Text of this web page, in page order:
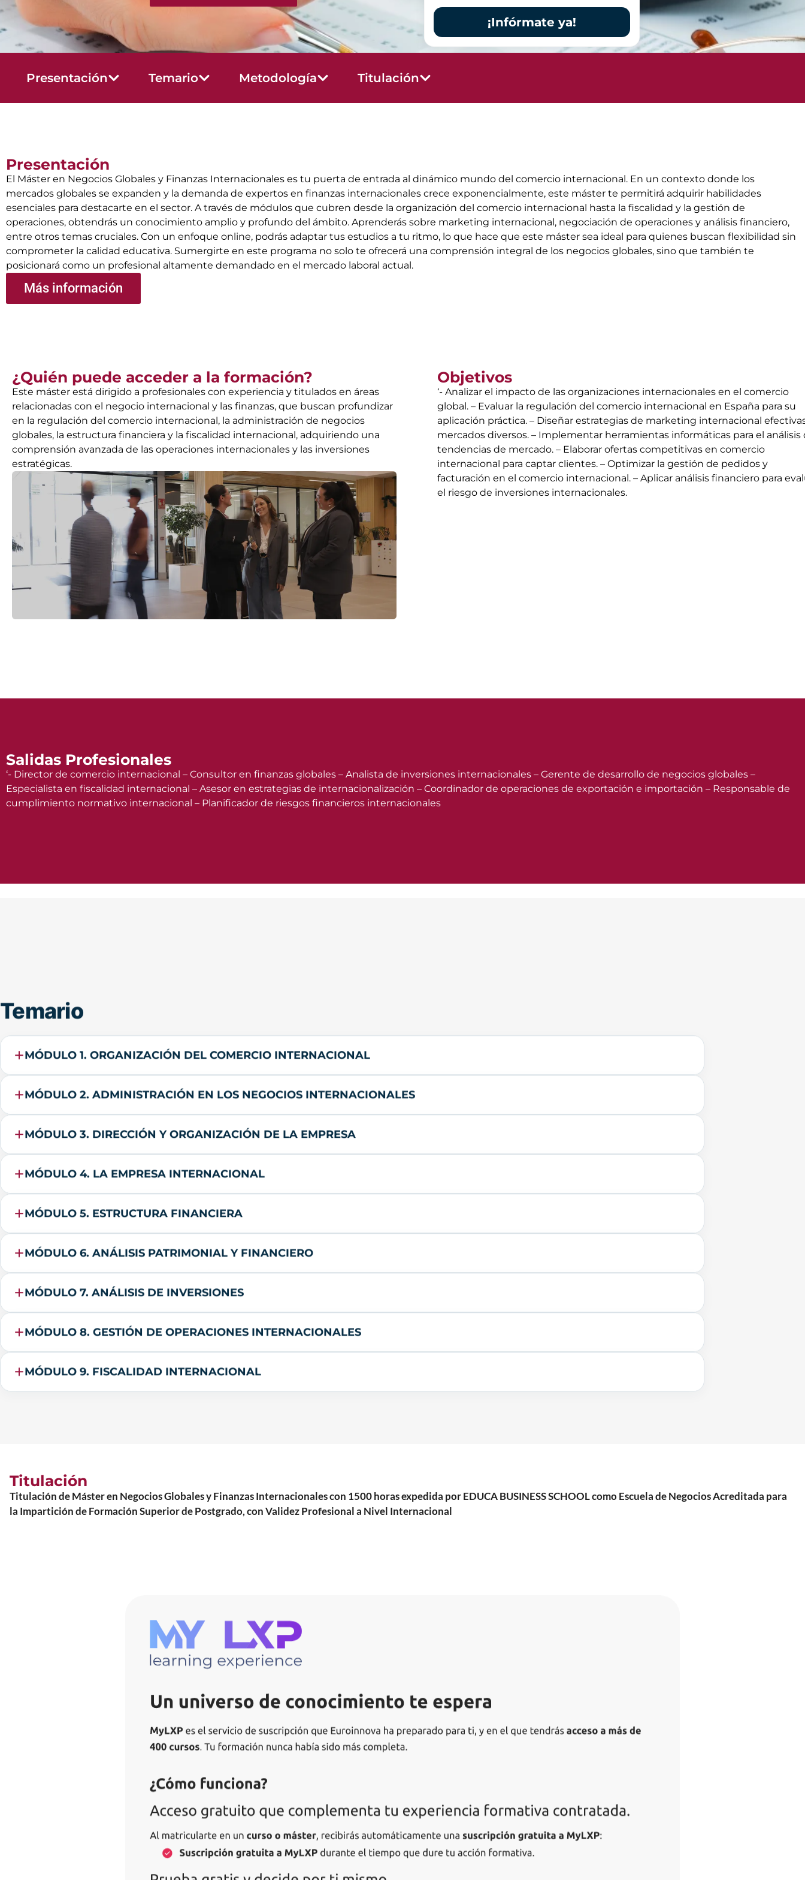
¡Infórmate ya!
Presentación Temario Metodología Titulación
Presentación
El Máster en Negocios Globales y Finanzas Internacionales es tu puerta de entrada al dinámico mundo del comercio internacional. En un contexto donde los
mercados globales se expanden y la demanda de expertos en finanzas internacionales crece exponencialmente, este máster te permitirá adquirir habilidades
esenciales para destacarte en el sector. A través de módulos que cubren desde la organización del comercio internacional hasta la fiscalidad y la gestión de
operaciones, obtendrás un conocimiento amplio y profundo del ámbito. Aprenderás sobre marketing internacional, negociación de operaciones y análisis financiero,
entre otros temas cruciales. Con un enfoque online, podrás adaptar tus estudios a tu ritmo, lo que hace que este máster sea ideal para quienes buscan flexibilidad sin
comprometer la calidad educativa. Sumergirte en este programa no solo te ofrecerá una comprensión integral de los negocios globales, sino que también te
posicionará como un profesional altamente demandado en el mercado laboral actual.
Más información
¿Quién puede acceder a la formación?
Este máster está dirigido a profesionales con experiencia y titulados en áreas
relacionadas con el negocio internacional y las finanzas, que buscan profundizar
en la regulación del comercio internacional, la administración de negocios
globales, la estructura financiera y la fiscalidad internacional, adquiriendo una
comprensión avanzada de las operaciones internacionales y las inversiones
estratégicas.
Objetivos
‘- Analizar el impacto de las organizaciones internacionales en el comercio
global. – Evaluar la regulación del comercio internacional en España para su
aplicación práctica. – Diseñar estrategias de marketing internacional
mercados diversos. – Implementar herramientas informáticas para el análisis
tendencias de mercado. – Elaborar ofertas competitivas en comercio
internacional para captar clientes. – Optimizar la gestión de pedidos y
facturación en el comercio internacional. – Aplicar análisis financiero para
el riesgo de inversiones internacionales.
Salidas Profesionales
‘- Director de comercio internacional – Consultor en finanzas globales – Analista de inversiones internacionales – Gerente de desarrollo de negocios globales –
Especialista en fiscalidad internacional – Asesor en estrategias de internacionalización – Coordinador de operaciones de exportación e importación – Responsable de
cumplimiento normativo internacional – Planificador de riesgos financieros internacionales
Temario
Titulación
Titulación de Máster en Negocios Globales y Finanzas Internacionales con 1500 horas expedida por EDUCA BUSINESS SCHOOL como Escuela de Negocios Acreditada para
la Impartición de Formación Superior de Postgrado, con Validez Profesional a Nivel Internacional